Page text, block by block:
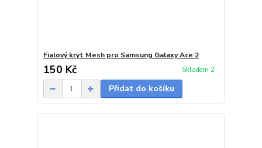
Fialový kryt Mesh pro Samsung Galaxy Ace 2
150 Kč Skladem 2
Přidat do košíku